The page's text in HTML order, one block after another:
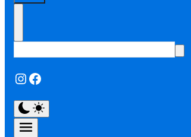
Instagram
Facebook